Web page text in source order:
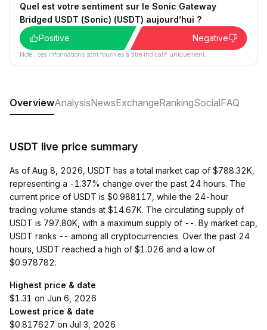
Quel est votre sentiment sur le Sonic Gateway
Bridged USDT (Sonic) (USDT) aujourd’hui ?
Positive
Negative
Note : ces informations sont fournies à titre indicatif uniquement.
OverviewAnalysisNewsExchangeRankingSocialFAQ
USDT live price summary
As of Aug 8, 2026, USDT has a total market cap of $788.32K,
representing a -1.37% change over the past 24 hours. The
current price of USDT is $0.988117, while the 24-hour
trading volume stands at $14.67K. The circulating supply of
USDT is 797.80K, with a maximum supply of --. By market cap,
USDT ranks -- among all cryptocurrencies. Over the past 24
hours, USDT reached a high of $1.026 and a low of
$0.978782.
Highest price & date
$1.31 on Jun 6, 2026
Lowest price & date
$0.817627 on Jul 3, 2026